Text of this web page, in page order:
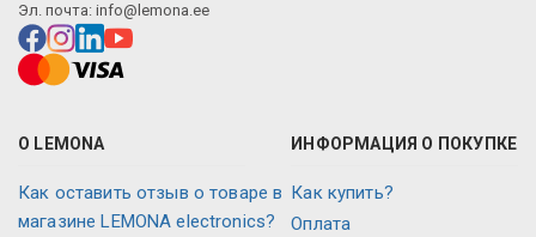
Эл. почта: info@lemona.ee
О LEMONA
Как оставить отзыв о товаре в
магазине LEMONA electronics?
ИНФОРМАЦИЯ О ПОКУПКЕ
Как купить?
Оплата